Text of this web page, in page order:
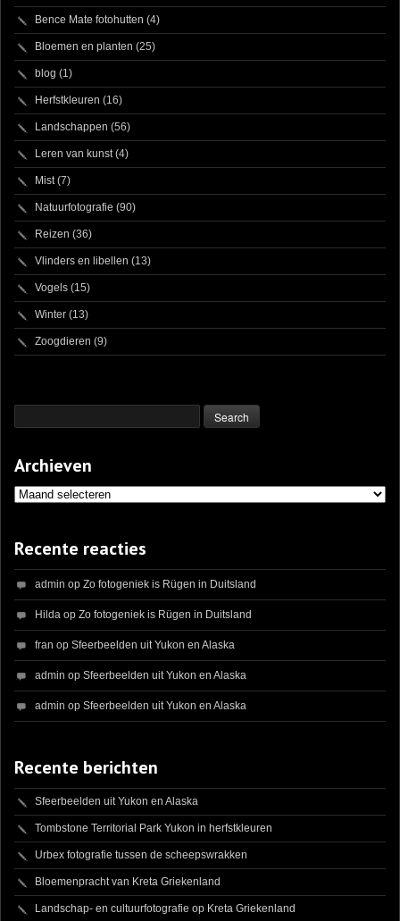
Bence Mate fotohutten (4)
Bloemen en planten (25)
blog (1)
Herfstkleuren (16)
Landschappen (56)
Leren van kunst (4)
Mist (7)
Natuurfotografie (90)
Reizen (36)
Vlinders en libellen (13)
Vogels (15)
Winter (13)
Zoogdieren (9)
Archieven
Archieven
Recente reacties
admin op Zo fotogeniek is Rügen in Duitsland
Hilda op Zo fotogeniek is Rügen in Duitsland
fran op Sfeerbeelden uit Yukon en Alaska
admin op Sfeerbeelden uit Yukon en Alaska
admin op Sfeerbeelden uit Yukon en Alaska
Recente berichten
Sfeerbeelden uit Yukon en Alaska
Tombstone Territorial Park Yukon in herfstkleuren
Urbex fotografie tussen de scheepswrakken
Bloemenpracht van Kreta Griekenland
Landschap- en cultuurfotografie op Kreta Griekenland